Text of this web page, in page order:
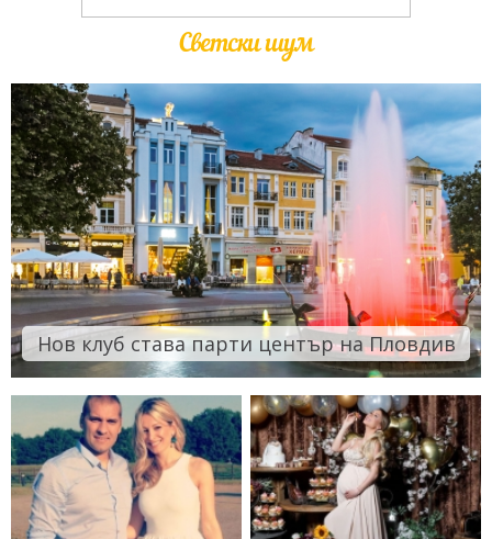
Светски шум
Нов клуб става парти център на Пловдив